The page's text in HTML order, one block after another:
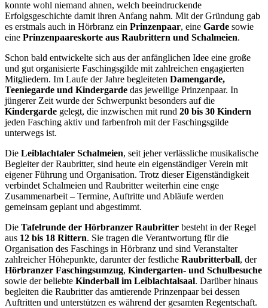
konnte wohl niemand ahnen, welch beeindruckende
Erfolgsgeschichte damit ihren Anfang nahm. Mit der Gründung gab
es erstmals auch in Hörbranz ein Prinzenpaar, eine Garde sowie
eine Prinzenpaareskorte aus Raubrittern und Schalmeien.
Schon bald entwickelte sich aus der anfänglichen Idee eine große
und gut organisierte Faschingsgilde mit zahlreichen engagierten
Mitgliedern. Im Laufe der Jahre begleiteten Damengarde,
Teeniegarde und Kindergarde das jeweilige Prinzenpaar. In
jüngerer Zeit wurde der Schwerpunkt besonders auf die
Kindergarde gelegt, die inzwischen mit rund 20 bis 30 Kindern
jeden Fasching aktiv und farbenfroh mit der Faschingsgilde
unterwegs ist.
Die Leiblachtaler Schalmeien, seit jeher verlässliche musikalische
Begleiter der Raubritter, sind heute ein eigenständiger Verein mit
eigener Führung und Organisation. Trotz dieser Eigenständigkeit
verbindet Schalmeien und Raubritter weiterhin eine enge
Zusammenarbeit – Termine, Auftritte und Abläufe werden
gemeinsam geplant und abgestimmt.
Die Tafelrunde der Hörbranzer Raubritter besteht in der Regel
aus 12 bis 18 Rittern. Sie tragen die Verantwortung für die
Organisation des Faschings in Hörbranz und sind Veranstalter
zahlreicher Höhepunkte, darunter der festliche Raubritterball, der
Hörbranzer Faschingsumzug, Kindergarten- und Schulbesuche
sowie der beliebte Kinderball im Leiblachtalsaal. Darüber hinaus
begleiten die Raubritter das amtierende Prinzenpaar bei dessen
Auftritten und unterstützen es während der gesamten Regentschaft.